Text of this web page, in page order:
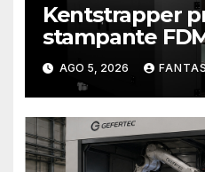
Kentstrapper
stampante
di stampa da
AGO 5, 2026